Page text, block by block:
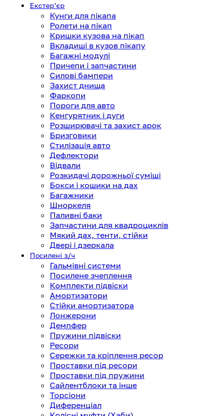
Екстерʼєр
Кунги для пікапа
Ролети на пікап
Кришки кузова на пікап
Вкладиші в кузов пікапу
Багажні модулі
Причепи і запчастини
Силові бампери
Захист днища
Фаркопи
Пороги для авто
Кенгурятник і дуги
Розширювачі та захист арок
Бризговики
Стилізація авто
Дефлектори
Відвали
Розкидачі дорожньої суміші
Бокси і кошики на дах
Багажники
Шноркеля
Паливні баки
Запчастини для квадроциклів
Мякий дах, тенти, стійки
Двері і дзеркала
Посилені з/ч
Гальмівні системи
Посилене зчеплення
Комплекти підвіски
Амортизатори
Стійки амортизатора
Лонжерони
Демпфер
Пружини підвіски
Ресори
Сережки та кріплення ресор
Проставки під ресори
Проставки під пружини
Сайлентблоки та інше
Торсіони
Диференціал